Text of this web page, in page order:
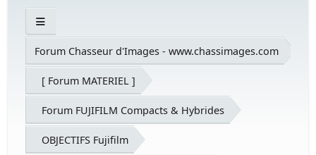
Forum Chasseur d'Images - www.chassimages.com
[ Forum MATERIEL ]
Forum FUJIFILM Compacts & Hybrides
OBJECTIFS Fujifilm